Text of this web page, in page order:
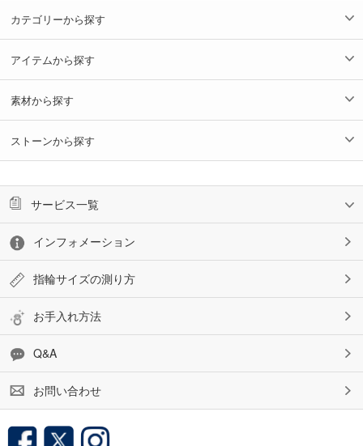
カテゴリーから探す
アイテムから探す
素材から探す
ストーンから探す
サービス一覧
インフォメーション
指輪サイズの測り方
お手入れ方法
Q&A
お問い合わせ